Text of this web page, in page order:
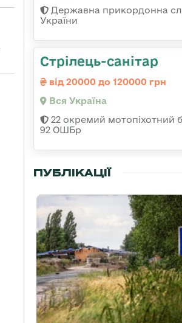
Державна прикордонна
України
Стрілець-санітар
від 20000 до 120000 грн
Вся Україна
22 окремий мотопіхотний
92 ОШБр
ПУБЛІКАЦІЇ